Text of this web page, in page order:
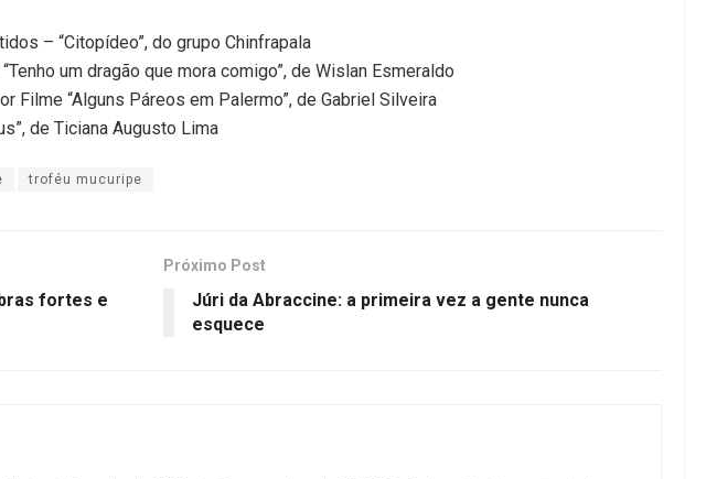
– “Citopídeo”, do grupo Chinfrapala
um dragão que mora comigo”, de Wislan Esmeraldo
Filme “Alguns Páreos em Palermo”, de Gabriel Silveira
de Ticiana Augusto Lima
troféu mucuripe
fortes e
Próximo Post
Júri da Abraccine: a primeira vez a gente nunca
esquece